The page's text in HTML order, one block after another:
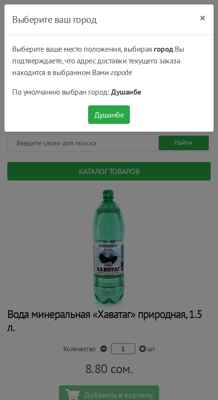
КАТАЛОГ ТОВАРОВ
Вода минеральная «Хаватаг» природная, 1.5
л.
Количество шт
8.80 сом.
Добавить в корзину
Выберите ваш город ×
Выберите ваше место положения, выбирая городВы
подтверждаете, что адрес доставки текущего заказа
находится в выбранном Вамигороде
По умолчанию выбран город:Душанбе
Душанбе